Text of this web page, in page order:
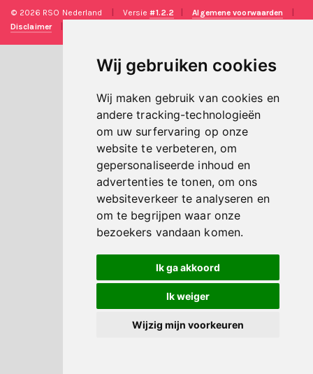
Wij gebruiken cookies
Wij maken gebruik van cookies en
andere tracking-technologieën
om uw surfervaring op onze
website te verbeteren, om
gepersonaliseerde inhoud en
advertenties te tonen, om ons
websiteverkeer te analyseren en
om te begrijpen waar onze
bezoekers vandaan komen.
Ik ga akkoord
Ik weiger
Wijzig mijn voorkeuren
© 2026 RSO Nederland Versie#1.2.2 Algemene voorwaarden
Disclaimer